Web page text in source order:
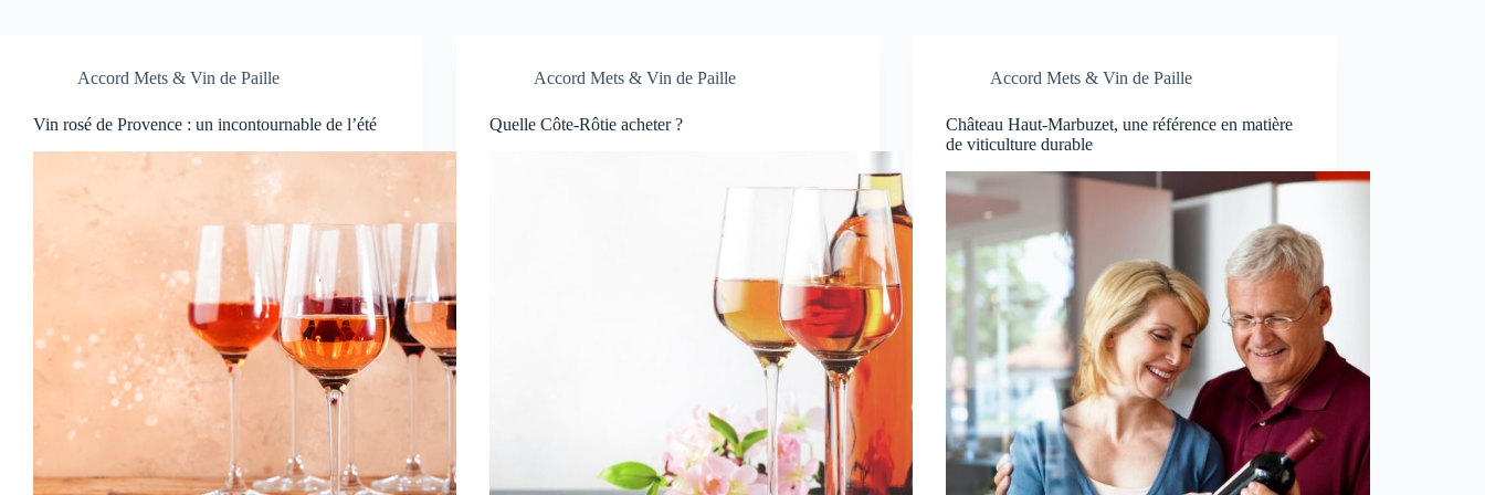
Accord Mets & Vin de Paille
Vin rosé de Provence : un incontournable de l’été
Accord Mets & Vin de Paille
Quelle Côte-Rôtie acheter ?
Accord Mets & Vin de Paille
Château Haut-Marbuzet, une référence en matière
de viticulture durable